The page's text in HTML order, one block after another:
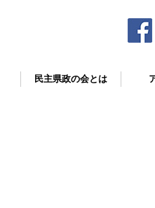
民主県政の会とは